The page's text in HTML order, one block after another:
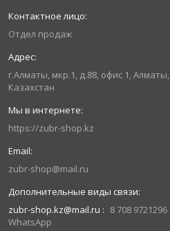
Отдел продаж
г.Алматы, мкр.1, д.88, офис 1, Алматы,
Казахстан
https://zubr-shop.kz
zubr-shop@mail.ru
zubr-shop.kz@mail.ru
8 708 9721296
WhatsApp